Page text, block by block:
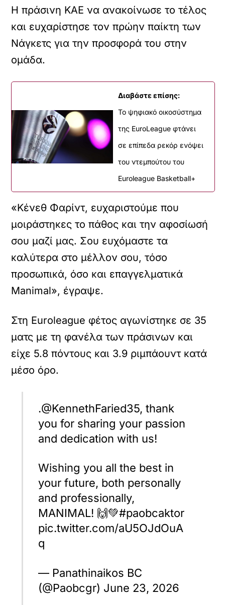
Η πράσινη ΚΑΕ να ανακοίνωσε το τέλος
και ευχαρίστησε τον πρώην παίκτη των
Νάγκετς για την προσφορά του στην
ομάδα.
Διαβάστε επίσης:
Το ψηφιακό οικοσύστημα
της EuroLeague φτάνει
σε επίπεδα ρεκόρ ενόψει
του ντεμπούτου του
Euroleague Basketball+
«Κένεθ Φαρίντ, ευχαριστούμε που
μοιράστηκες το πάθος και την αφοσίωσή
σου μαζί μας. Σου ευχόμαστε τα
καλύτερα στο μέλλον σου, τόσο
προσωπικά, όσο και επαγγελματικά
Manimal», έγραψε.
Στη Εuroleague φέτος αγωνίστηκε σε 35
ματς με τη φανέλα των πράσινων και
είχε 5.8 πόντους και 3.9 ριμπάουντ κατά
μέσο όρο.
.@KennethFaried35, thank
you for sharing your passion
and dedication with us!
Wishing you all the best in
your future, both personally
and professionally,
MANIMAL! 🙌💚#paobcaktor
pic.twitter.com/aU5OJdOuA
q
— Panathinaikos BC
(@Paobcgr) June 23, 2026